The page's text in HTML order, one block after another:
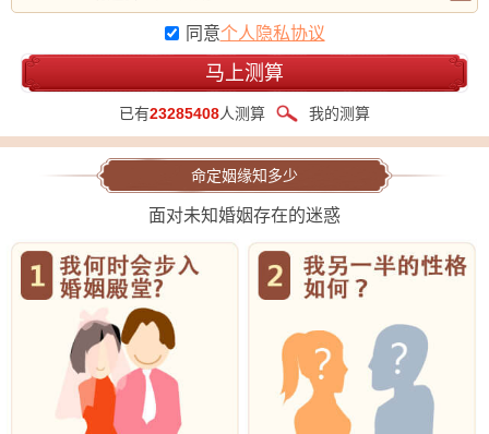
同意个人隐私协议
马上测算
已有23285408人测算 我的测算
命定姻缘知多少
面对未知婚姻存在的迷惑